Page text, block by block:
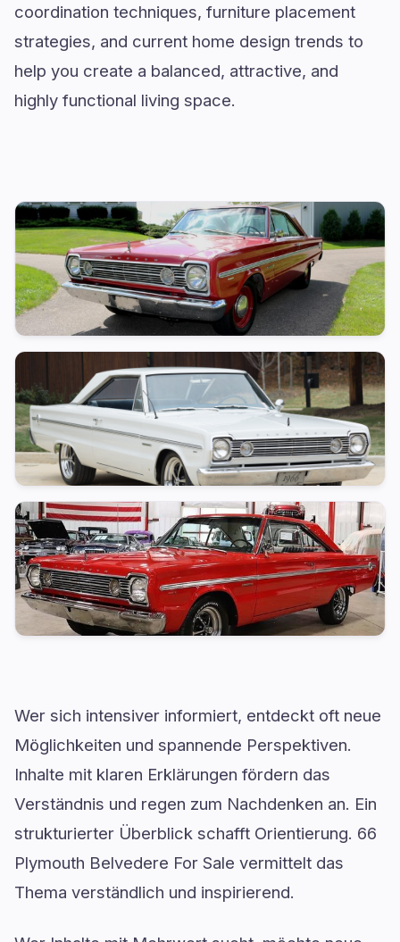
coordination techniques, furniture placement
strategies, and current home design trends to
help you create a balanced, attractive, and
highly functional living space.
Wer sich intensiver informiert, entdeckt oft neue
Möglichkeiten und spannende Perspektiven.
Inhalte mit klaren Erklärungen fördern das
Verständnis und regen zum Nachdenken an. Ein
strukturierter Überblick schafft Orientierung. 66
Plymouth Belvedere For Sale vermittelt das
Thema verständlich und inspirierend.